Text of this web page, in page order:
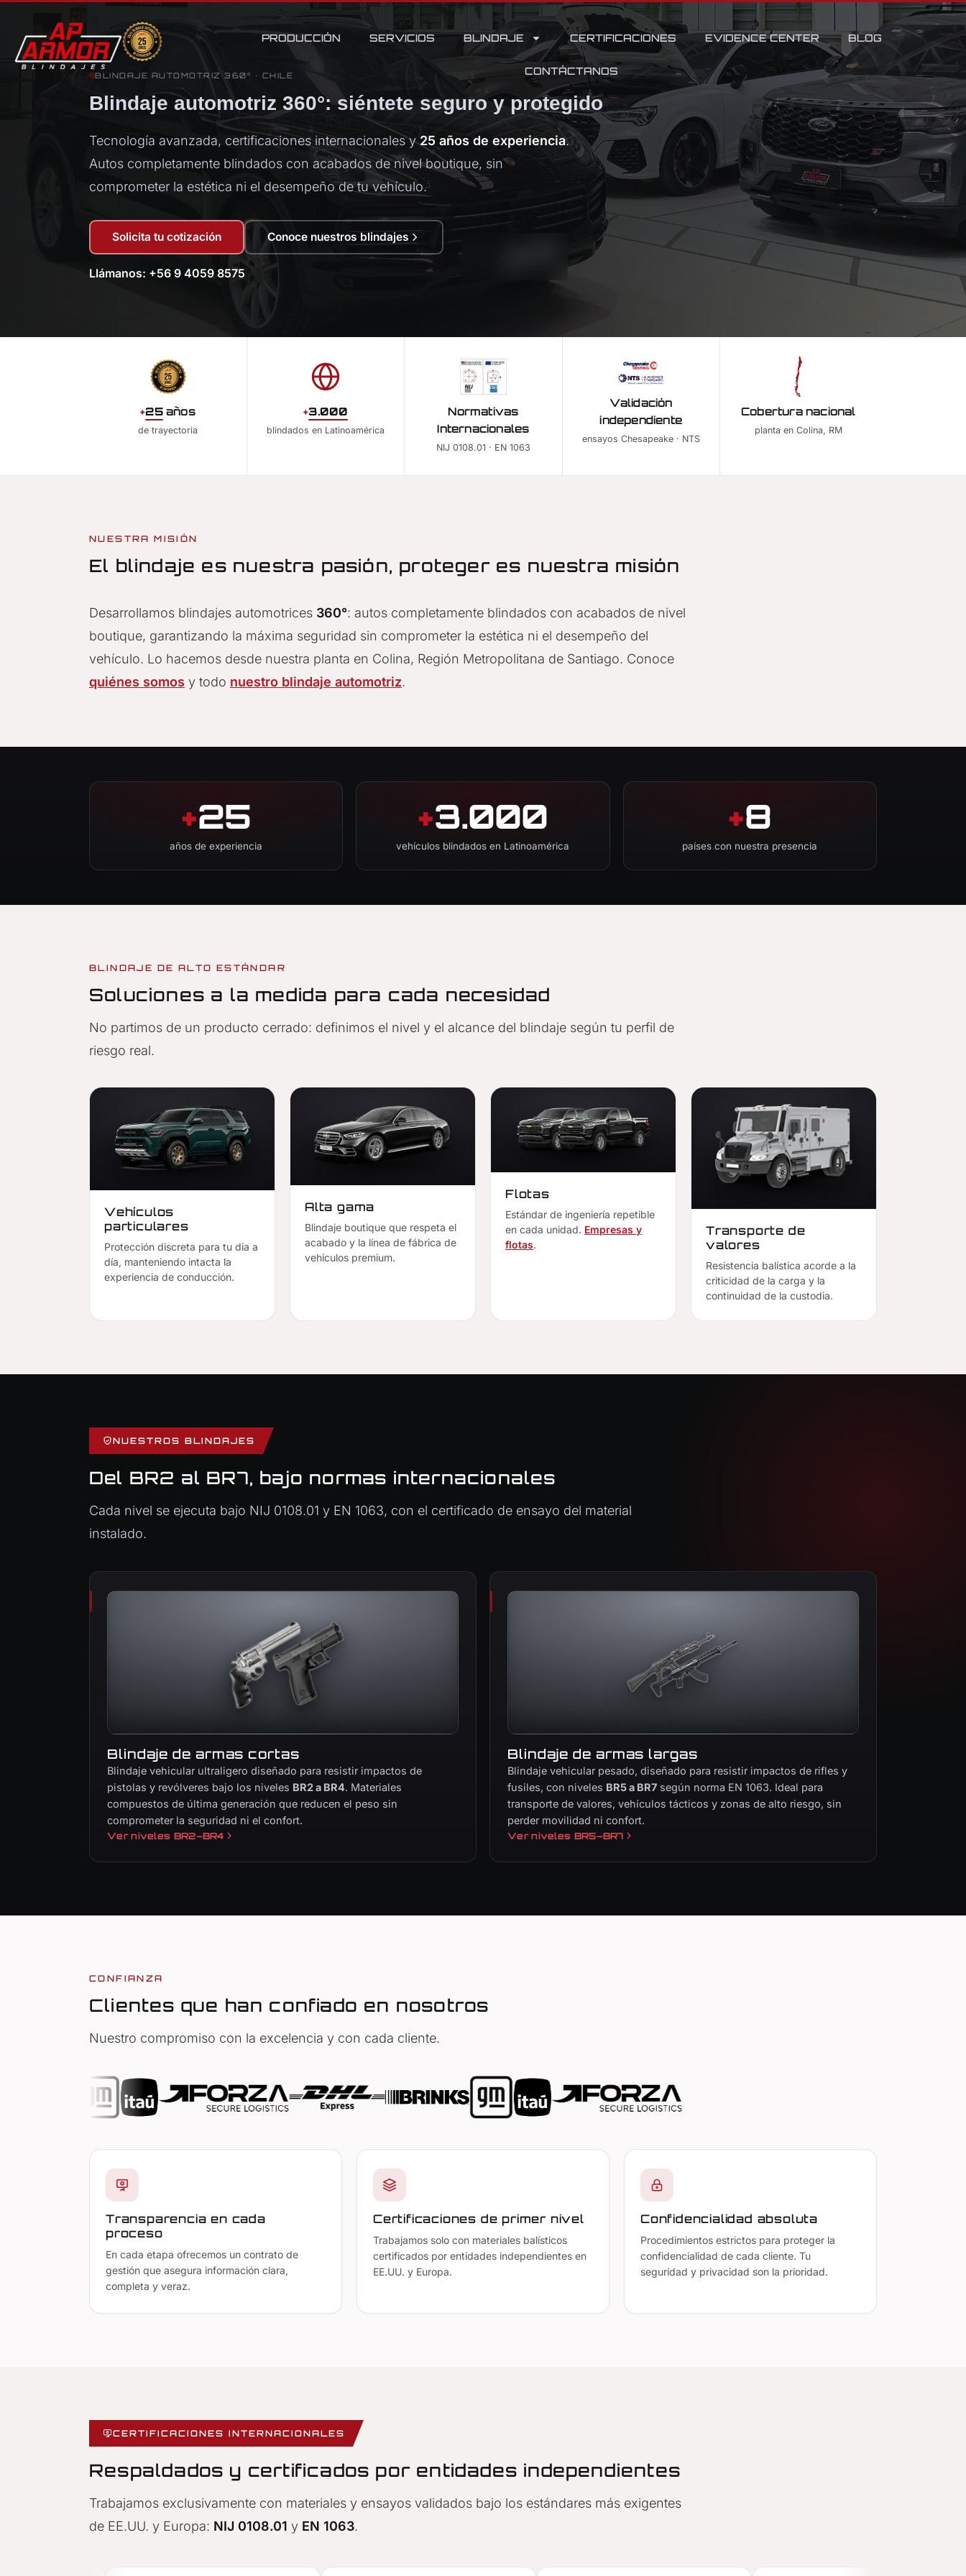
PRODUCCIÓN SERVICIOS BLINDAJE CERTIFICACIONES EVIDENCE CENTER BLOG
CONTÁCTANOS
BLINDAJE AUTOMOTRIZ 360° · CHILE
Blindaje automotriz 360°: siéntete seguro y protegido
Tecnología avanzada, certificaciones internacionales y25 años de experiencia.
Autos completamente blindados con acabados de nivel boutique, sin
comprometer la estética ni el desempeño de tu vehículo.
Solicita tu cotización Conoce nuestros blindajes
Llámanos: +56 9 4059 8575
+25años
de trayectoria
+3.000
blindados en Latinoamérica
Normativas
Internacionales
NIJ 0108.01 · EN 1063
Validación
independiente
ensayos Chesapeake · NTS
Cobertura nacional
planta en Colina, RM
NUESTRA MISIÓN
El blindaje es nuestra pasión, proteger es nuestra misión
Desarrollamos blindajes automotrices 360°: autos completamente blindados con acabados de nivel
boutique, garantizando la máxima seguridad sin comprometer la estética ni el desempeño del
vehículo. Lo hacemos desde nuestra planta en Colina, Región Metropolitana de Santiago. Conoce
quiénes somos y todo nuestro blindaje automotriz.
+25
años de experiencia
+3.000
vehículos blindados en Latinoamérica
+8
países con nuestra presencia
BLINDAJE DE ALTO ESTÁNDAR
Soluciones a la medida para cada necesidad
No partimos de un producto cerrado: definimos el nivel y el alcance del blindaje según tu perfil de
riesgo real.
Vehículos
particulares
Protección discreta para tu día a
día, manteniendo intacta la
experiencia de conducción.
Alta gama
Blindaje boutique que respeta el
acabado y la línea de fábrica de
vehículos premium.
Flotas
Estándar de ingeniería repetible
en cada unidad. Empresas y
flotas.
Transporte de
valores
Resistencia balística acorde a la
criticidad de la carga y la
continuidad de la custodia.
NUESTROS BLINDAJES
Del BR2 al BR7, bajo normas internacionales
Cada nivel se ejecuta bajo NIJ 0108.01 y EN 1063, con el certificado de ensayo del material
instalado.
Blindaje de armas cortas
Blindaje vehicular ultraligero diseñado para resistir impactos de
pistolas y revólveres bajo los niveles BR2 a BR4. Materiales
compuestos de última generación que reducen el peso sin
comprometer la seguridad ni el confort.
Ver niveles BR2–BR4
Blindaje de armas largas
Blindaje vehicular pesado, diseñado para resistir impactos de rifles y
fusiles, con niveles BR5 a BR7 según norma EN 1063. Ideal para
transporte de valores, vehículos tácticos y zonas de alto riesgo, sin
perder movilidad ni confort.
Ver niveles BR5–BR7
CONFIANZA
Clientes que han confiado en nosotros
Nuestro compromiso con la excelencia y con cada cliente.
Transparencia en cada
proceso
En cada etapa ofrecemos un contrato de
gestión que asegura información clara,
completa y veraz.
Certificaciones de primer nivel
Trabajamos solo con materiales balísticos
certificados por entidades independientes en
EE.UU. y Europa.
Confidencialidad absoluta
Procedimientos estrictos para proteger la
confidencialidad de cada cliente. Tu
seguridad y privacidad son la prioridad.
CERTIFICACIONES INTERNACIONALES
Respaldados y certificados por entidades independientes
Trabajamos exclusivamente con materiales y ensayos validados bajo los estándares más exigentes
de EE.UU. y Europa: NIJ 0108.01 y EN 1063.